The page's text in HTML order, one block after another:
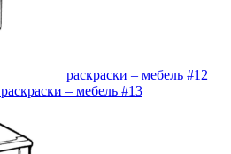
раскраски – мебель #12
раскраски – мебель #13